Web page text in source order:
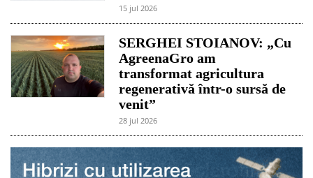
15 jul 2026
SERGHEI STOIANOV: „Cu
AgreenaGro am
transformat agricultura
regenerativă într-o sursă de
venit”
28 jul 2026